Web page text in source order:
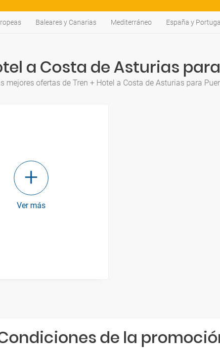
Baleares y Canarias Mediterráneo España y Portugal
a Costa de Asturias
mejores ofertas de Tren + Hotel a Costa de Asturias para
Ver más
de la